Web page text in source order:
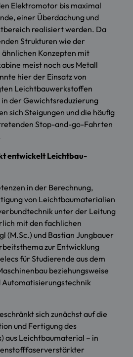
Elektromotor bis maximal
einer Überdachung und
realisiert werden. Da
Strukturen wie der
Konzepten mit
meist noch aus Metall
hier der Einsatz von
Leichtbauwerkstoffen
der Gewichtsreduzierung
sich Steigungen und die häufig
Stop-and-go-Fahrten
entwickelt Leichtbau-
in der Berechnung,
von Leichtbaumaterialien
unter der Leitung
mit den fachlichen
(M.Sc.) und Bastian Jungbauer
zur Entwicklung
für Studierende aus dem
beziehungsweise
Automatisierungstechnik
sich zunächst auf die
und Fertigung des
aus Leichtbaumaterial – in